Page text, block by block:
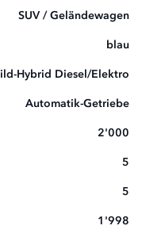
SUV / Geländewagen
blau
Hybrid Diesel/Elektro
Automatik-Getriebe
2'000
5
5
1'998